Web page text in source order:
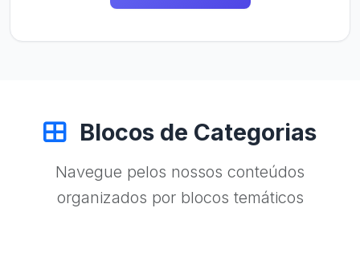
Blocos de Categorias
Navegue pelos nossos conteúdos
organizados por blocos temáticos